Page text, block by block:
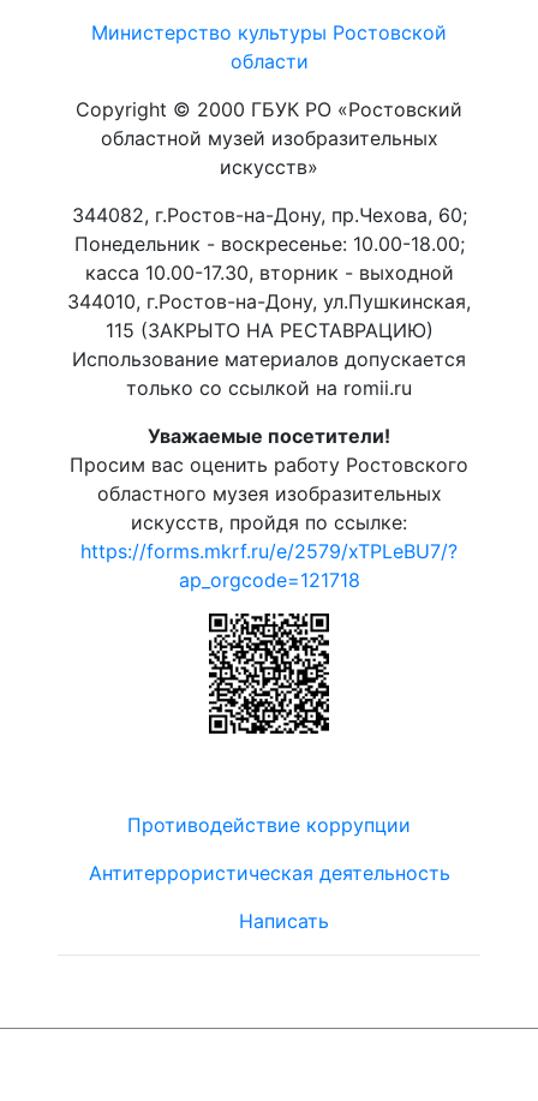
Министерство культуры Ростовской
области
Copyright © 2000 ГБУК РО «Ростовский
областной музей изобразительных
искусств»
344082, г.Ростов-на-Дону, пр.Чехова, 60;
Понедельник - воскресенье: 10.00-18.00;
касса 10.00-17.30, вторник - выходной
344010, г.Ростов-на-Дону, ул.Пушкинская,
115 (ЗАКРЫТО НА РЕСТАВРАЦИЮ)
Использование материалов допускается
только со ссылкой на romii.ru
Уважаемые посетители!
Просим вас оценить работу Ростовского
областного музея изобразительных
искусств, пройдя по ссылке:
https://forms.mkrf.ru/e/2579/xTPLeBU7/?
ap_orgcode=121718
Противодействие коррупции
Антитеррористическая деятельность
Написать